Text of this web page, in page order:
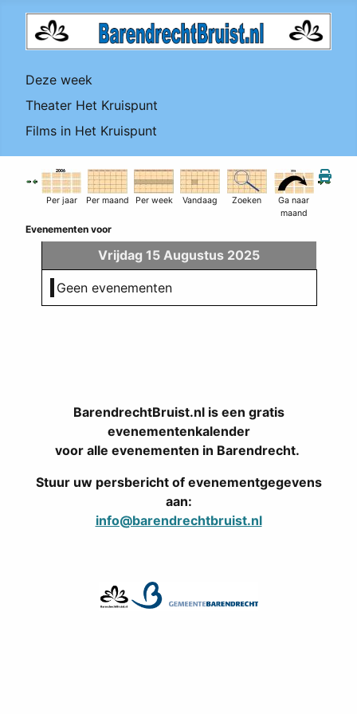
Deze week
Theater Het Kruispunt
Films in Het Kruispunt
Per jaar Per maand Per week Vandaag Zoeken
Ga naar
maand
Evenementen voor
Vrijdag 15 Augustus 2025
Geen evenementen
BarendrechtBruist.nl is een gratis
evenementenkalender
voor alle evenementen in Barendrecht.
Stuur uw persbericht of evenementgegevens
aan:
info@barendrechtbruist.nl